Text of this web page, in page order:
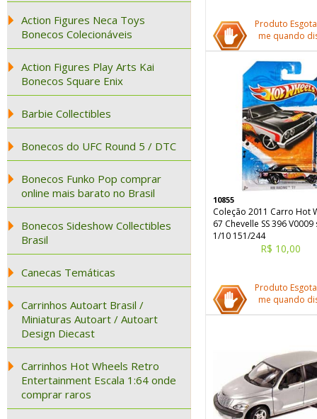
Action Figures Neca Toys
Bonecos Colecionáveis
Action Figures Play Arts Kai
Bonecos Square Enix
Barbie Collectibles
Bonecos do UFC Round 5 / DTC
Bonecos Funko Pop comprar
online mais barato no Brasil
Bonecos Sideshow Collectibles
Brasil
Canecas Temáticas
Carrinhos Autoart Brasil /
Miniaturas Autoart / Autoart
Design Diecast
Carrinhos Hot Wheels Retro
Entertainment Escala 1:64 onde
comprar raros
Produto
me quando
10855
Coleção 2011 Carro Hot
67 Chevelle SS 396
1/10 151/244
R$ 10,00
Produto
me quando